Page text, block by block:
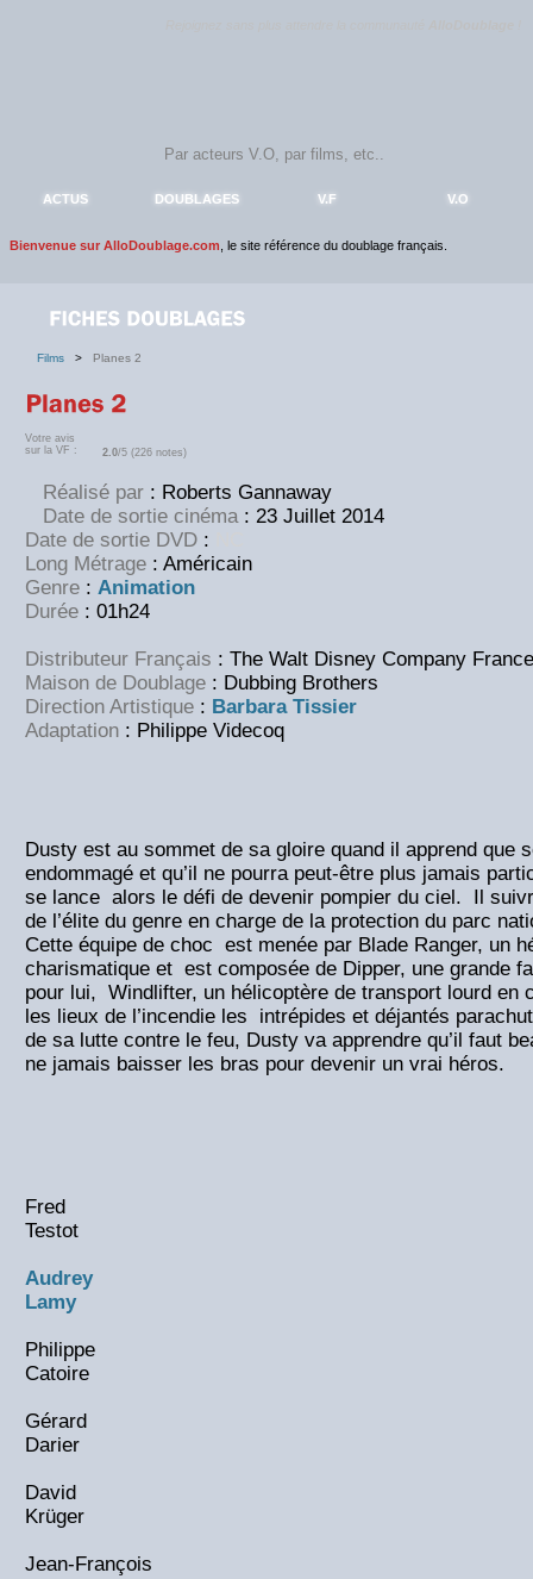
ACTUS DOUBLAGES V.F V.O
Bienvenue sur AlloDoublage.com , le site référence du doublage français.
Films > Planes 2
Votre avis
sur la VF :
2.0/5 (226 notes)
Réalisé par : Roberts Gannaway
Date de sortie cinéma : 23 Juillet 2014
Date de sortie DVD :
Long Métrage : Américain
Genre : Animation
Durée : 01h24
Distributeur Français : The Walt Disney Company France
Maison de Doublage : Dubbing Brothers
Direction Artistique : Barbara Tissier
Adaptation : Philippe Videcoq
Dusty est au sommet de sa gloire quand il apprend que
endommagé et qu’il ne pourra peut-être plus jamais
se lance alors le défi de devenir pompier du ciel. Il
de l’élite du genre en charge de la protection du parc
Cette équipe de choc est menée par Blade Ranger, un
charismatique et est composée de Dipper, une grande
pour lui, Windlifter, un hélicoptère de transport lourd en
les lieux de l’incendie les intrépides et déjantés
de sa lutte contre le feu, Dusty va apprendre qu’il faut
ne jamais baisser les bras pour devenir un vrai héros.
Fred
Testot
Audrey
Lamy
Philippe
Catoire
Gérard
Darier
David
Krüger
Jean-François